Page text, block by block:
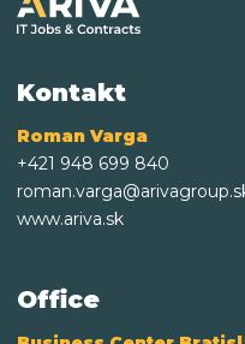
Kontakt
Roman Varga
+421 948 699 840
www.ariva.sk
Office